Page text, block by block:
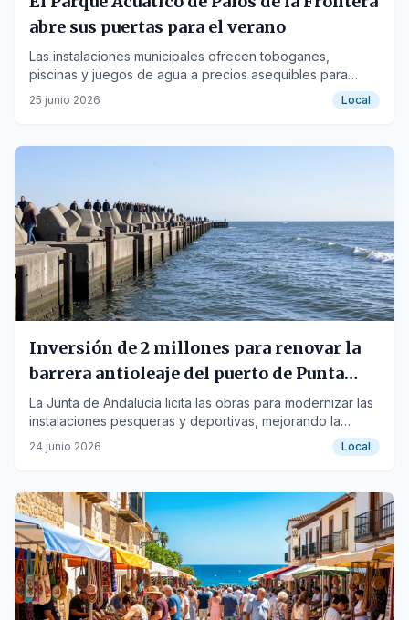
abre sus puertas para el verano
Las instalaciones municipales ofrecen toboganes,
piscinas y juegos de agua a precios asequibles para
vecinos y visitantes.
25 junio 2026 Local
Inversión de 2 millones para renovar la
barrera antioleaje del puerto de Punta
Umbría
La Junta de Andalucía licita las obras para modernizar las
instalaciones pesqueras y deportivas, mejorando la
protección de la dársena.
24 junio 2026 Local